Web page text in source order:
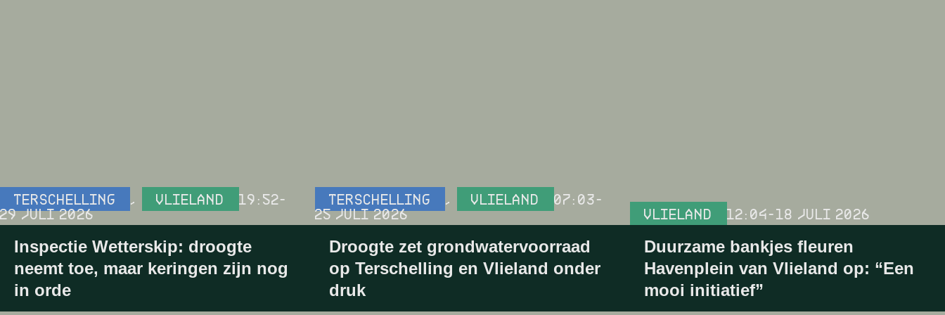
TERSCHELLING , VLIELAND 19:52-
29 JULI 2026
Inspectie Wetterskip: droogte
neemt toe, maar keringen zijn nog
in orde
TERSCHELLING , VLIELAND 07:03-
25 JULI 2026
Droogte zet grondwatervoorraad
op Terschelling en Vlieland onder
druk
VLIELAND 12:04-18 JULI 2026
Duurzame bankjes fleuren
Havenplein van Vlieland op: “Een
mooi initiatief”